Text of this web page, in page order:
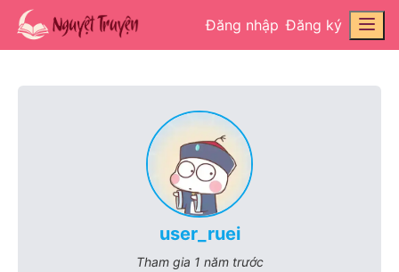
Đăng nhập Đăng ký
user_ruei
Tham gia 1 năm trước